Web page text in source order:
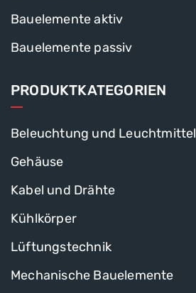
Bauelemente aktiv
Bauelemente passiv
PRODUKTKATEGORIEN
Beleuchtung und Leuchtmittel
Gehäuse
Kabel und Drähte
Kühlkörper
Lüftungstechnik
Mechanische Bauelemente